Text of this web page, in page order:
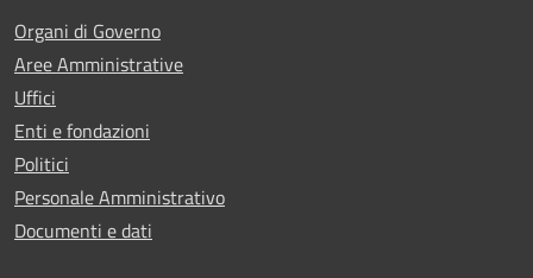
Organi di Governo
Aree Amministrative
Uffici
Enti e fondazioni
Politici
Personale Amministrativo
Documenti e dati